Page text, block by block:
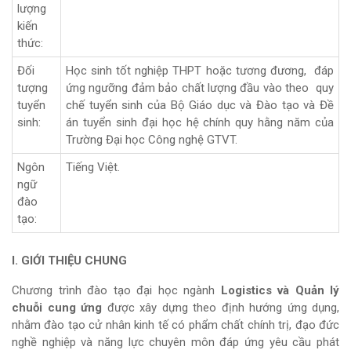
lượng
kiến
thức:
Đối
tượng
tuyển
sinh:
Học sinh tốt nghiệp THPT hoặc tương đương, đáp
ứng ngưỡng đảm bảo chất lượng đầu vào theo quy
chế tuyển sinh của Bộ Giáo dục và Đào tạo và Đề
án tuyển sinh đại học hệ chính quy hằng năm của
Trường Đại học Công nghệ GTVT.
Ngôn
ngữ
đào
tạo:
Tiếng Việt.
I. GIỚI THIỆU CHUNG
Chương trình đào tạo đại học ngành Logistics và Quản lý
chuỗi cung ứng được xây dựng theo định hướng ứng dụng,
nhằm đào tạo cử nhân kinh tế có phẩm chất chính trị, đạo đức
nghề nghiệp và năng lực chuyên môn đáp ứng yêu cầu phát